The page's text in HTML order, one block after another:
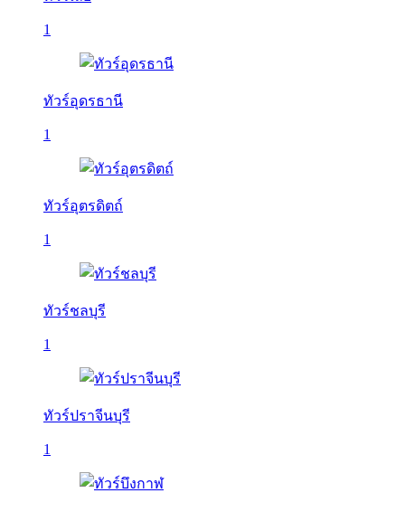
1
ทัวร์อุดรธานี
1
ทัวร์อุตรดิตถ์
1
ทัวร์ชลบุรี
1
ทัวร์ปราจีนบุรี
1